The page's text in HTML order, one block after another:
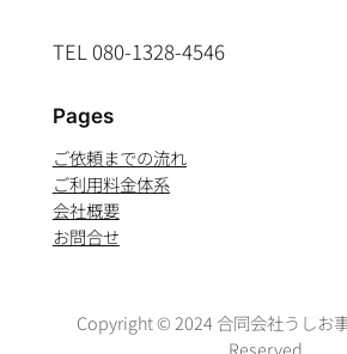
TEL 080-1328-4546
Pages
ご依頼までの流れ
ご利用料金体系
会社概要
お問合せ
Copyright © 2024 合同会社うしお
Reserved.